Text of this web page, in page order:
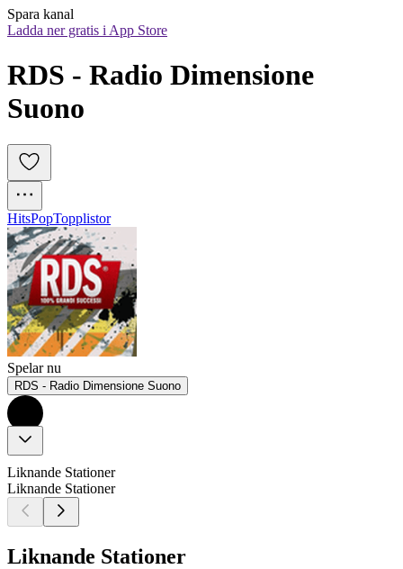
Spara kanal
Ladda ner gratis i App Store
RDS - Radio Dimensione
Suono
HitsPopTopplistor
Spelar nu
RDS - Radio Dimensione Suono
Liknande Stationer
Liknande Stationer
Liknande Stationer